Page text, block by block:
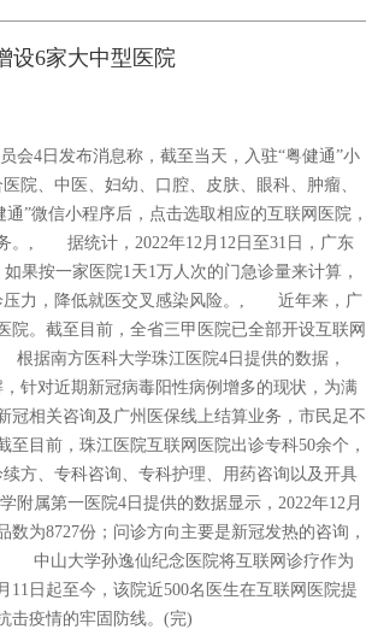
设6家大中型医院
4日发布消息称，截至当天，入驻“粤健通”小
院、中医、妇幼、口腔、皮肤、眼科、肿瘤、
微信小程序后，点击选取相应的互联网医院，
。, 据统计，2022年12月12日至31日，广东
果按一家医院1天1万人次的门急诊量来计算，
压力，降低就医交叉感染风险。, 近年来，广
。截至目前，全省三甲医院已全部开设互联网
据南方医科大学珠江医院4日提供的数据，
针对近期新冠病毒阳性病例增多的现状，为满
冠相关咨询及广州医保线上结算业务，市民足不
目前，珠江医院互联网医院出诊专科50余个，
方、专科咨询、专科护理、用药咨询以及开具
属第一医院4日提供的数据显示，2022年12月
数为8727份；问诊方向主要是新冠发热的咨询，
中山大学孙逸仙纪念医院将互联网诊疗作为
11日起至今，该院近500名医生在互联网医院提
击疫情的牢固防线。(完)